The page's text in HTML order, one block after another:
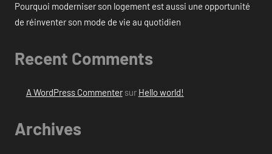
Pourquoi moderniser son logement est aussi une opportunité
de réinventer son mode de vie au quotidien
Recent Comments
A WordPress Commentersur Hello world!
Archives